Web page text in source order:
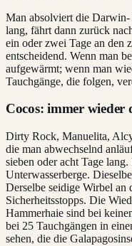
Man absolviert die
lang, fährt dann zurück
ein oder zwei Tage an den
entscheidend. Wenn man
aufgewärmt; wenn man
Tauchgänge, die folgen,
Cocos: immer wieder
Dirty Rock, Manuelita,
die man abwechselnd
sieben oder acht Tage
Unterwasserberge.
Derselbe seidige Wirbel an
Sicherheitsstopps. Die
Hammerhaie sind bei
bei 25 Tauchgängen in
sehen, die die